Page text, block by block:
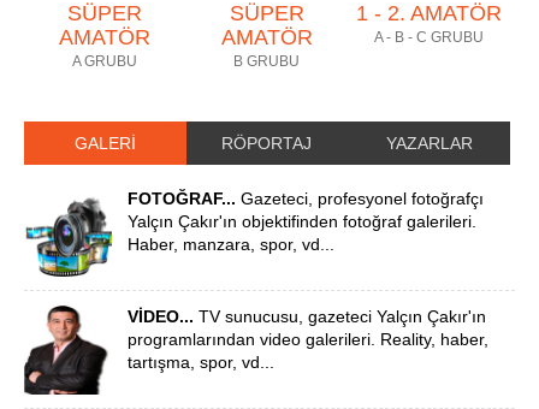
SÜPER
AMATÖR
A GRUBU
SÜPER
AMATÖR
B GRUBU
1 - 2. AMATÖR
A - B - C GRUBU
GALERİ RÖPORTAJ YAZARLAR
FOTOĞRAF... Gazeteci, profesyonel fotoğrafçı
Yalçın Çakır'ın objektifinden fotoğraf galerileri.
Haber, manzara, spor, vd...
VİDEO... TV sunucusu, gazeteci Yalçın Çakır'ın
programlarından video galerileri. Reality, haber,
tartışma, spor, vd...